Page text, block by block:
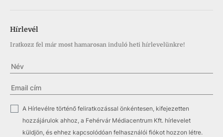
Hírlevél
Iratkozz fel már most hamarosan induló heti hírlevelünkre!
A Hírlevélre történő feliratkozással önkéntesen, kifejezetten
hozzájárulok ahhoz, a Fehérvár Médiacentrum Kft. hírlevelet
küldjön, és ehhez kapcsolódóan felhasználói fiókot hozzon létre.